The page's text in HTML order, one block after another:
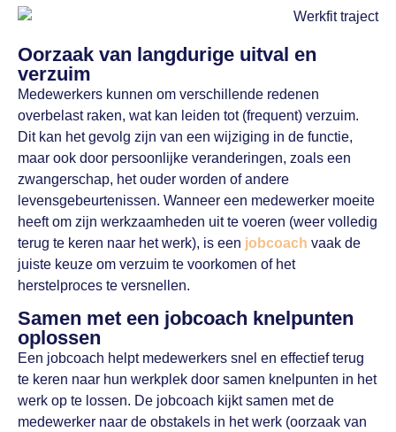
Oorzaak van langdurige uitval en
verzuim
Medewerkers kunnen om verschillende redenen
overbelast raken, wat kan leiden tot (frequent) verzuim.
Dit kan het gevolg zijn van een wijziging in de functie,
maar ook door persoonlijke veranderingen, zoals een
zwangerschap, het ouder worden of andere
levensgebeurtenissen. Wanneer een medewerker moeite
heeft om zijn werkzaamheden uit te voeren (weer volledig
terug te keren naar het werk), is een jobcoach vaak de
juiste keuze om verzuim te voorkomen of het
herstelproces te versnellen.
Samen met een jobcoach knelpunten
oplossen
Een jobcoach helpt medewerkers snel en effectief terug
te keren naar hun werkplek door samen knelpunten in het
werk op te lossen. De jobcoach kijkt samen met de
medewerker naar de obstakels in het werk (oorzaak van